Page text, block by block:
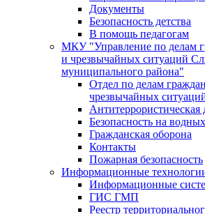
Документы
Безопасность детства
В помощь педагогам
МКУ "Управление по делам
и чрезвычайных ситуаций
муниципального района"
Отдел по делам
чрезвычайных
Антитеррористическая
Безопасность на
Гражданская оборона
Контакты
Пожарная безопасность
Информационные
Информационные
ГИС ГМП
Реестр